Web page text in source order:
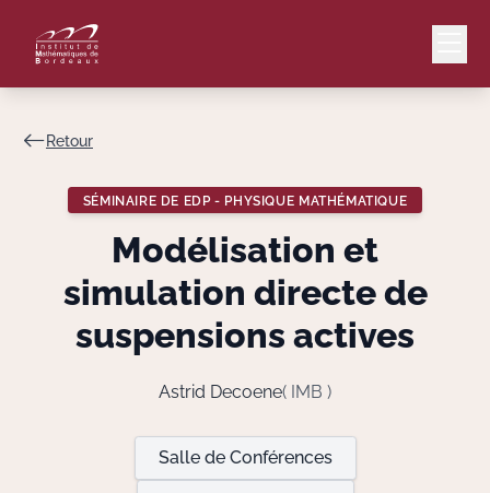
Lang
Retour
SÉMINAIRE DE EDP - PHYSIQUE MATHÉMATIQUE
Modélisation et
simulation directe de
suspensions actives
Astrid Decoene( IMB )
Salle de Conférences